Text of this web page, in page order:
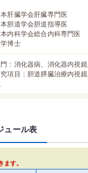
本肝臓学会肝臓専門医
本胆道学会胆道指導医
本内科学会総合内科専門医
博士
：消化器病、消化器内視鏡
項目：胆道膵臓治療内視
ュール表
ます。